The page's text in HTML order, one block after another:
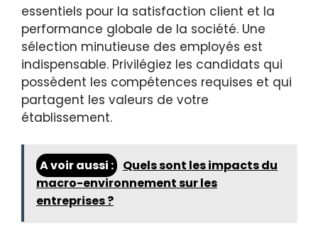
essentiels pour la satisfaction client et la
performance globale de la société. Une
sélection minutieuse des employés est
indispensable. Privilégiez les candidats qui
possèdent les compétences requises et qui
partagent les valeurs de votre
établissement.
A voir aussi :
Quels sont les impacts du
macro-environnement sur les
entreprises ?